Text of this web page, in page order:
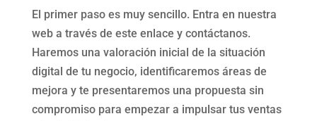
El primer paso es muy sencillo. Entra en nuestra
web a través de este enlace y contáctanos.
Haremos una valoración inicial de la situación
digital de tu negocio, identificaremos áreas de
mejora y te presentaremos una propuesta sin
compromiso para empezar a impulsar tus ventas